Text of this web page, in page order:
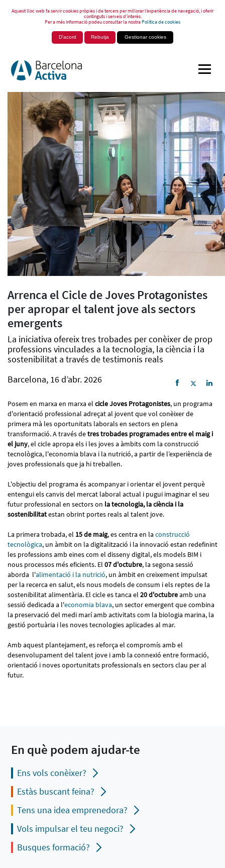
Aquest lloc web fa servir cookies pròpies i de tercers per millorar l’experiència de navegació, i oferir
continguts i serveis d’interès.
Per a més informació podeu consultar la nostraPolítica de cookies
D'acord Rebutja Gestionar cookies
Arrenca el Cicle de Joves Protagonistes
per apropar el talent jove als sectors
emergents
La iniciativa ofereix tres trobades per conèixer de prop
professions vinculades a la tecnologia, la ciència i la
sostenibilitat a través de testimonis reals
Barcelona, 16 d’abr. 2026
Posem en marxa en marxa el cicle Joves Protagonistes, un programa
d'orientació professional adreçat al jovent que vol conèixer de
primera mà les oportunitats laborals en sectors en plena
transformació. A través detres trobades programades entre el maig i
el juny, el cicle apropa els i les joves a àmbits com la construcció
tecnològica, l'economia blava i la nutrició, a partir de l’experiència de
joves professionals que ja hi treballen.
L'objectiu del programa és acompanyar i orientar el jovent perquè
entengui els canvis del mercat laboral actual i pugui imaginar el seu
futur professional en sectors on la tecnologia, la ciència i la
sostenibilitatestan obrint portes reals al talent jove.
La primera trobada, el 15 de maig, es centra en la construcció
tecnològica, un àmbit on la digitalització i la innovació estan redefinint
les professions amb eines com el disseny digital, els models BIM i
nous processos més eficients. El 07 d'octubre, la segona sessió
aborda l'alimentació i la nutrició, un àmbit en creixement impulsat
per la recerca en salut, els nous models de consum i els reptes de la
sostenibilitat alimentària. El cicle es tanca el 20 d'octubreamb una
sessió dedicada a l'economia blava, un sector emergent que combina
la preservació del medi marí amb activitats com la biologia marina, la
gestió portuària i les noves tecnologies aplicades al mar.
Amb aquest plantejament, es reforça el compromís amb el
desenvolupament del talent jove i amb la connexió entre formació,
orientació i noves oportunitats professionals en sectors clau per al
futur.
En què podem ajudar-te
Ens vols conèixer?
Estàs buscant feina?
Tens una idea emprenedora?
Vols impulsar el teu negoci?
Busques formació?